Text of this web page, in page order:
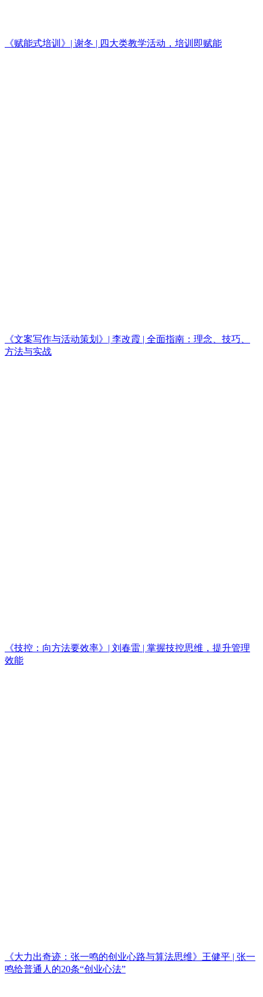
《赋能式培训》| 谢冬 | 四大类教学活动，培训即赋能
《文案写作与活动策划》| 李改霞 | 全面指南：理念、技巧、
方法与实战
《技控：向方法要效率》| 刘春雷 | 掌握技控思维，提升管理
效能
《大力出奇迹：张一鸣的创业心路与算法思维》王健平 | 张一
鸣给普通人的20条“创业心法”